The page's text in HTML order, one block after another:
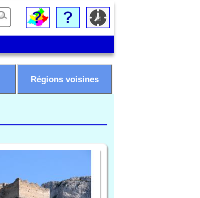
Régions voisines